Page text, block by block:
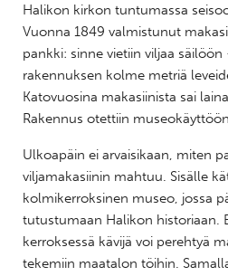
Halikon kirkon tuntumassa
Vuonna 1849 valmistunut
pankki: sinne vietiin viljaa säilöön
rakennuksen kolme metriä
Katovuosina makasiinista sai
Rakennus otettiin
Ulkoapäin ei arvaisikaan, miten
viljamakasiinin mahtuu. Sisälle
kolmikerroksinen museo, jossa
tutustumaan Halikon historiaan.
kerroksessä kävijä voi perehtyä
tekemiin maatalon töihin.